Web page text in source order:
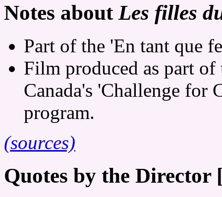
Notes about Les filles
Part of the 'En tant que
Film produced as part
Canada's 'Challenge for
program.
(sources)
Quotes by the Director